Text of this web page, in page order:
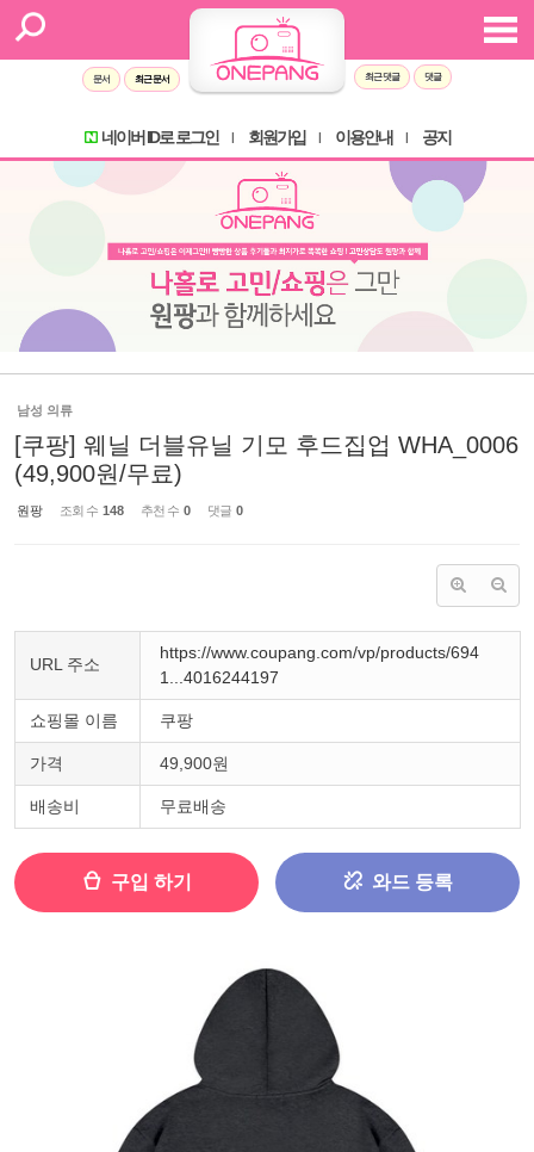
문서 최근 문서 최근 댓글 댓글
네이버 ID로 로그인 회원가입 이용안내 공지
남성 의류
[쿠팡] 웨닐 더블유닐 기모 후드집업 WHA_0006
(49,900원/무료)
원팡 조회 수 148 추천 수 0 댓글 0
URL 주소
https://www.coupang.com/vp/products/694
1...4016244197
쇼핑몰 이름 쿠팡
가격 49,900원
배송비 무료배송
구입 하기 와드 등록